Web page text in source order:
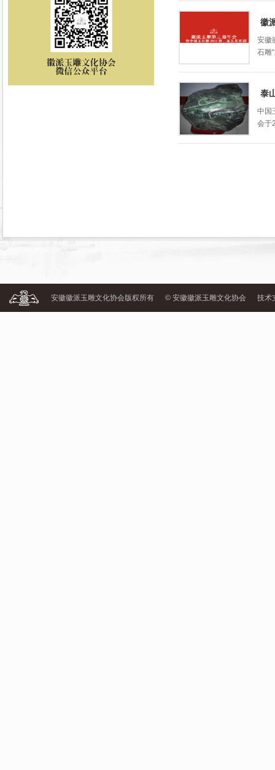
徽
安徽
石雕
泰
中国
会于
安徽徽派玉雕文化协会版权所有 © 安徽徽派玉雕文化协会 技术